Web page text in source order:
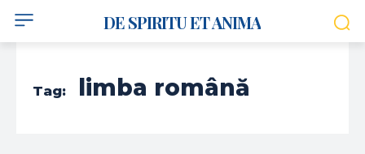
DE SPIRITU ET ANIMA
Tag: limba română